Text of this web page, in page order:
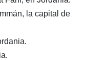
la capital de